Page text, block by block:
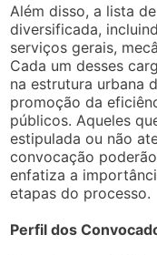
Além disso, a lista
diversificada,
serviços gerais,
Cada um desses
na estrutura urbana
promoção da
públicos. Aqueles
estipulada ou não
convocação
enfatiza a
etapas do processo.
Perfil dos